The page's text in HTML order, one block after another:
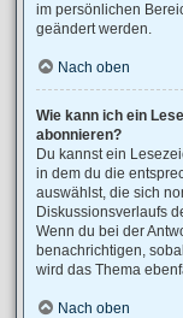
im persönlichen
geändert werden.
Nach oben
Wie kann ich ein
abonnieren?
Du kannst ein
in dem du die
auswählst, die sich
Diskussionsverlaufs
Wenn du bei der
benachrichtigen,
wird das Thema
Nach oben